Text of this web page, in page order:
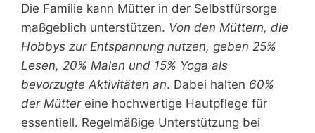
Die Familie kann Mütter in der Selbstfürsorge
maßgeblich unterstützen. Von den Müttern, die
Hobbys zur Entspannung nutzen, geben 25%
Lesen, 20% Malen und 15% Yoga als
bevorzugte Aktivitäten an. Dabei halten 60%
der Müttereine hochwertige Hautpflege für
essentiell. Regelmäßige Unterstützung bei